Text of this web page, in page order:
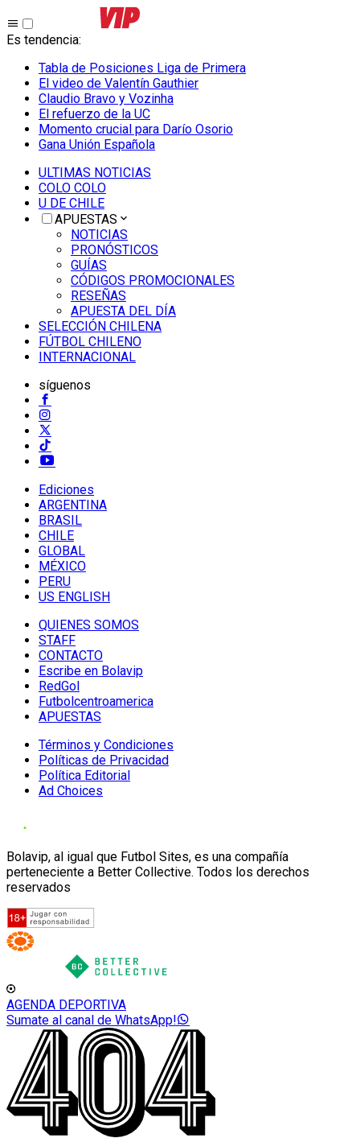
Es tendencia:
Tabla de Posiciones Liga de Primera
El video de Valentín Gauthier
Claudio Bravo y Vozinha
El refuerzo de la UC
Momento crucial para Darío Osorio
Gana Unión Española
ULTIMAS NOTICIAS
COLO COLO
U DE CHILE
APUESTAS
NOTICIAS
PRONÓSTICOS
GUÍAS
CÓDIGOS PROMOCIONALES
RESEÑAS
APUESTA DEL DÍA
SELECCIÓN CHILENA
FÚTBOL CHILENO
INTERNACIONAL
síguenos
Ediciones
ARGENTINA
BRASIL
CHILE
GLOBAL
MÉXICO
PERU
US ENGLISH
QUIENES SOMOS
STAFF
CONTACTO
Escribe en Bolavip
RedGol
Futbolcentroamerica
APUESTAS
Términos y Condiciones
Políticas de Privacidad
Política Editorial
Ad Choices
Bolavip, al igual que Futbol Sites, es una compañía
perteneciente a Better Collective. Todos los derechos
reservados
AGENDA DEPORTIVA
Sumate al canal de WhatsApp!